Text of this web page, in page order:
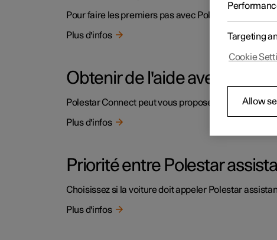
Pour faire les premiers pas avec Polestar Connect,
Plus d'infos
Obtenir de l'aide avec
Polestar Connect peut vous proposer une aide
Plus d'infos
Priorité entre Polestar
Choisissez si la voiture doit appeler Polestar
Plus d'infos
Targeting
Cookie
Allow